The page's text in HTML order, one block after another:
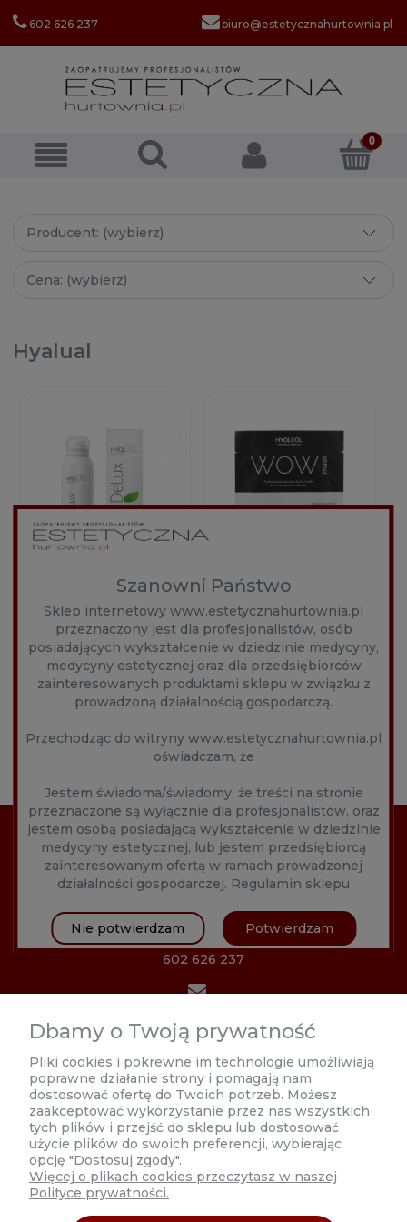
602 626 237 biuro@estetycznahurtownia.pl
Producent: (wybierz)
Cena: (wybierz)
Hyalual
HYALUAL PROFI
DELUXE PPS - SPRAY
DO PIELĘGNACJI
POZABIEGOWEJ 50ML
Producent: hyalual
115,00 zł
HYALUAL WOW MASK
1SZT.
Producent: hyalual
51,90 zł
DO KOSZYKA
602 626 237
Poniedziałek 8:00 - 17:00
Wtorek-Czwartek 9:00 - 17:00
Piątek 9:00 - 16:00
MOJE KONTO
Dbamy o Twoją prywatność
Pliki cookies i pokrewne im technologie umożliwiają
poprawne działanie strony i pomagają nam
dostosować ofertę do Twoich potrzeb. Możesz
zaakceptować wykorzystanie przez nas wszystkich
tych plików i przejść do sklepu lub dostosować
użycie plików do swoich preferencji, wybierając
opcję "Dostosuj zgody".
Więcej o plikach cookies przeczytasz w naszej
Polityce prywatności.
Szanowni Państwo
Sklep internetowy www.estetycznahurtownia.pl
przeznaczony jest dla profesjonalistów, osób
posiadających wykształcenie w dziedzinie medycyny,
medycyny estetycznej oraz dla przedsiębiorców
zainteresowanych produktami sklepu w związku z
prowadzoną działalnością gospodarczą.
Przechodząc do witryny www.estetycznahurtownia.pl
oświadczam, że
Jestem świadoma/świadomy, że treści na stronie
przeznaczone są wyłącznie dla profesjonalistów, oraz
jestem osobą posiadającą wykształcenie w dziedzinie
medycyny estetycznej, lub jestem przedsiębiorcą
zainteresowanym ofertą w ramach prowadzonej
działalności gospodarczej. Regulamin sklepu
Nie potwierdzam Potwierdzam